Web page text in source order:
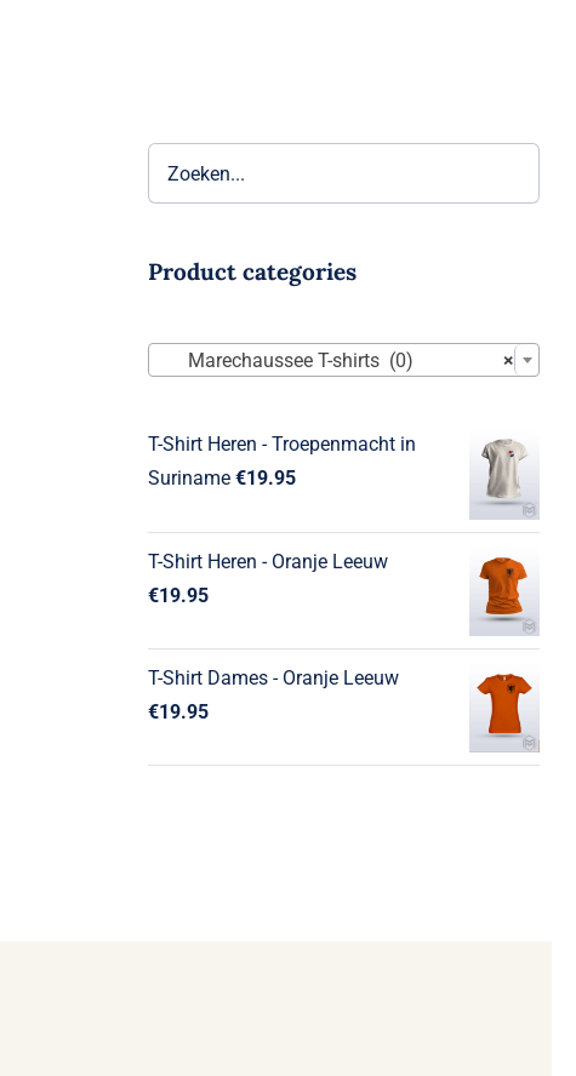
Product categories
×
Marechaussee T-shirts (0)
T-Shirt Heren - Troepenmacht in
Suriname €19.95
T-Shirt Heren - Oranje Leeuw
€19.95
T-Shirt Dames - Oranje Leeuw
€19.95